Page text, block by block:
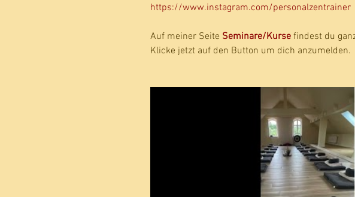
https://www.instagram.com/personalzentrainer
Auf meiner Seite Seminare/Kurse findest du
Klicke jetzt auf den Button um dich anzumelden.